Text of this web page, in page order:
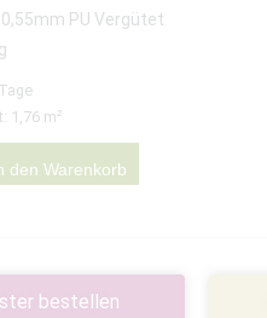
PU Vergütet
1,76 m²
den Warenkorb
bestellen